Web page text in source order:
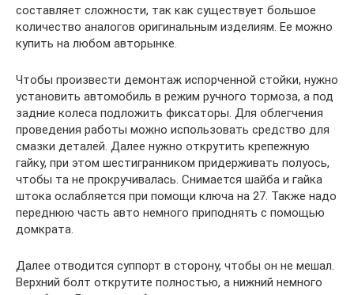
составляет сложности, так как существует большое
количество аналогов оригинальным изделиям. Ее можно
купить на любом авторынке.
Чтобы произвести демонтаж испорченной стойки, нужно
установить автомобиль в режим ручного тормоза, а под
задние колеса подложить фиксаторы. Для облегчения
проведения работы можно использовать средство для
смазки деталей. Далее нужно открутить крепежную
гайку, при этом шестигранником придерживать полуось,
чтобы та не прокручивалась. Снимается шайба и гайка
штока ослабляется при помощи ключа на 27. Также надо
переднюю часть авто немного приподнять с помощью
домкрата.
Далее отводится суппорт в сторону, чтобы он не мешал.
Верхний болт открутите полностью, а нижний немного